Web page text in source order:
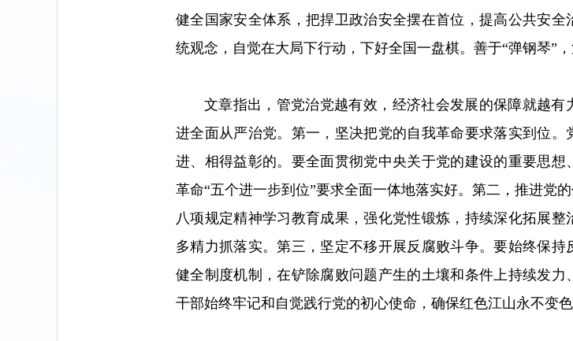
健全国家安全体系，把捍卫政治安全摆在首位，提高公共安
统观念，自觉在大局下行动，下好全国一盘棋。善于“弹钢琴”
文章指出，管党治党越有效，经济社会发展的保障就越
进全面从严治党。第一，坚决把党的自我革命要求落实到位
进、相得益彰的。要全面贯彻党中央关于党的建设的重要思
革命“五个进一步到位”要求全面一体地落实好。第二，推进党
八项规定精神学习教育成果，强化党性锻炼，持续深化拓展
多精力抓落实。第三，坚定不移开展反腐败斗争。要始终保持
健全制度机制，在铲除腐败问题产生的土壤和条件上持续发
干部始终牢记和自觉践行党的初心使命，确保红色江山永不变色